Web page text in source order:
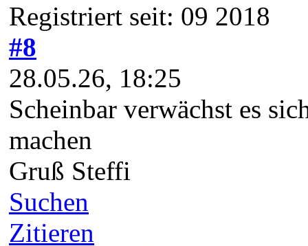
Registriert seit: 09 2018
#8
28.05.26, 18:25
Scheinbar verwächst es
machen
Gruß Steffi
Suchen
Zitieren